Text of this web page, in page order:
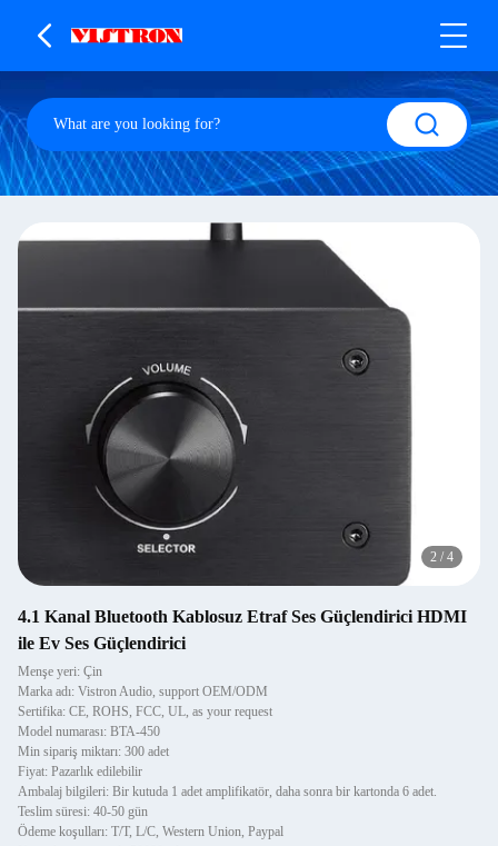
2 / 4
4.1 Kanal Bluetooth Kablosuz Etraf Ses Güçlendirici HDMI
ile Ev Ses Güçlendirici
Menşe yeri: Çin
Marka adı: Vistron Audio, support OEM/ODM
Sertifika: CE, ROHS, FCC, UL, as your request
Model numarası: BTA-450
Min sipariş miktarı: 300 adet
Fiyat: Pazarlık edilebilir
Ambalaj bilgileri: Bir kutuda 1 adet amplifikatör, daha sonra bir kartonda 6 adet.
Teslim süresi: 40-50 gün
Ödeme koşulları: T/T, L/C, Western Union, Paypal